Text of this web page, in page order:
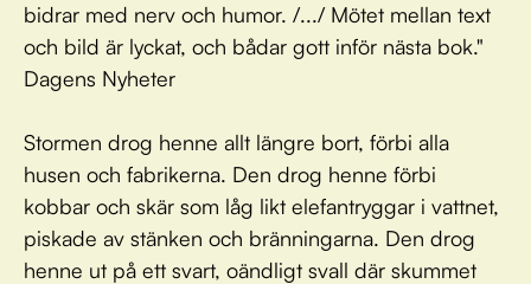
bidrar med nerv och humor. /.../ Mötet mellan text
och bild är lyckat, och bådar gott inför nästa bok."
Dagens Nyheter
Stormen drog henne allt längre bort, förbi alla
husen och fabrikerna. Den drog henne förbi
kobbar och skär som låg likt elefantryggar i vattnet,
piskade av stänken och bränningarna. Den drog
henne ut på ett svart, oändligt svall där skummet